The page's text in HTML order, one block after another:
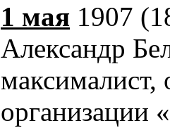
1 мая 1907
Александр
максималист,
организации